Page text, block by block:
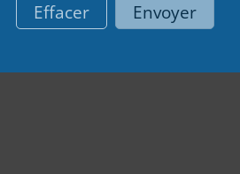
Effacer
Envoyer